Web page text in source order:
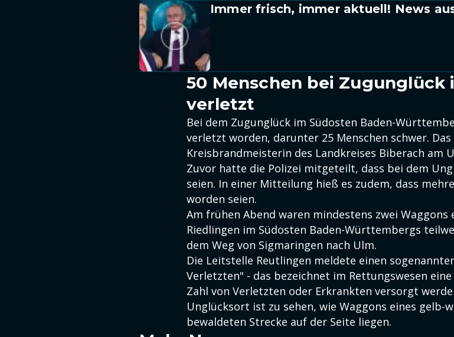
Immer frisch, immer aktuell! News
50 Menschen bei Zugunglück
verletzt
Bei dem Zugunglück im Südosten Baden-
verletzt worden, darunter 25 Menschen schwer.
Kreisbrandmeisterin des Landkreises Biberach am
Zuvor hatte die Polizei mitgeteilt, dass bei dem
seien. In einer Mitteilung hieß es zudem, dass
worden seien.
Am frühen Abend waren mindestens zwei Waggons
Riedlingen im Südosten Baden-Württembergs
dem Weg von Sigmaringen nach Ulm.
Die Leitstelle Reutlingen meldete einen
Verletzten" - das bezeichnet im Rettungswesen
Zahl von Verletzten oder Erkrankten versorgt
Unglücksort ist zu sehen, wie Waggons eines gelb-
bewaldeten Strecke auf der Seite liegen.